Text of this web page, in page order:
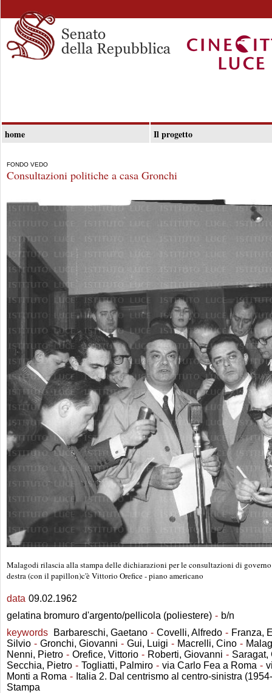
home Il progetto
FONDO VEDO
Consultazioni politiche a casa Gronchi
Malagodi rilascia alla stampa delle dichiarazioni per le consultazioni di
destra (con il papillon)c'è Vittorio Orefice - piano americano
data 09.02.1962
gelatina bromuro d'argento/pellicola (poliestere) - b/n
keywords
Barbareschi, Gaetano - Covelli, Alfredo - Franza,
Silvio - Gronchi, Giovanni - Gui, Luigi - Macrelli, Cino -
Nenni, Pietro - Orefice, Vittorio - Roberti, Giovanni - Saragat,
Secchia, Pietro - Togliatti, Palmiro - via Carlo Fea a Roma -
Monti a Roma - Italia 2. Dal centrismo al centro-sinistra
Stampa